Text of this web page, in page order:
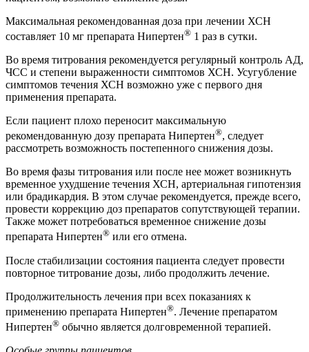
Максимальная рекомендованная доза при лечении ХСН
составляет 10 мг препарата Нипертен® 1 раз в сутки.
Во время титрования рекомендуется регулярный контроль АД,
ЧСС и степени выраженности симптомов ХСН. Усугубление
симптомов течения ХСН возможно уже с первого дня
применения препарата.
Если пациент плохо переносит максимальную
рекомендованную дозу препарата Нипертен®, следует
рассмотреть возможность постепенного снижения дозы.
Во время фазы титрования или после нее может возникнуть
временное ухудшение течения ХСН, артериальная гипотензия
или брадикардия. В этом случае рекомендуется, прежде всего,
провести коррекцию доз препаратов сопутствующей терапии.
Также может потребоваться временное снижение дозы
препарата Нипертен® или его отмена.
После стабилизации состояния пациента следует провести
повторное титрование дозы, либо продолжить лечение.
Продолжительность лечения при всех показаниях к
применению препарата Нипертен®. Лечение препаратом
Нипертен® обычно является долговременной терапией.